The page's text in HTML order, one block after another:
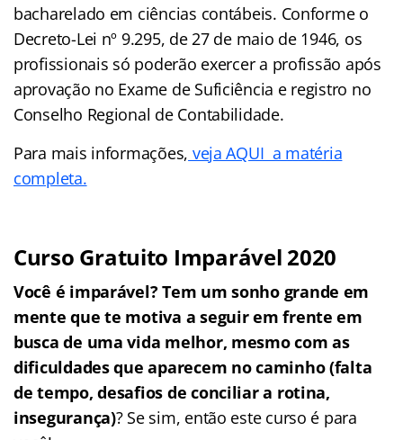
bacharelado em ciências contábeis. Conforme o
Decreto-Lei nº 9.295, de 27 de maio de 1946, os
profissionais só poderão exercer a profissão após
aprovação no Exame de Suficiência e registro no
Conselho Regional de Contabilidade.
Para mais informações, veja AQUI a matéria
completa.
Curso Gratuito Imparável 2020
Você é imparável? Tem um sonho grande em
mente que te motiva a seguir em frente em
busca de uma vida melhor, mesmo com as
dificuldades que aparecem no caminho (falta
de tempo, desafios de conciliar a rotina,
insegurança)? Se sim, então este curso é para